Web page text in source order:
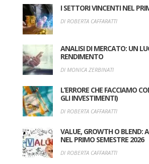
I SETTORI VINCENTI NEL
DI ROBERTA CAFFARATTI
ANALISI DI MERCATO: UN
RENDIMENTO
DI MONICA ZERBINATI
L’ERRORE CHE FACCIAMO
GLI INVESTIMENTI)
DI ROBERTA CAFFARATTI
VALUE, GROWTH O BLEND:
NEL PRIMO SEMESTRE 2026
DI ROBERTA CAFFARATTI